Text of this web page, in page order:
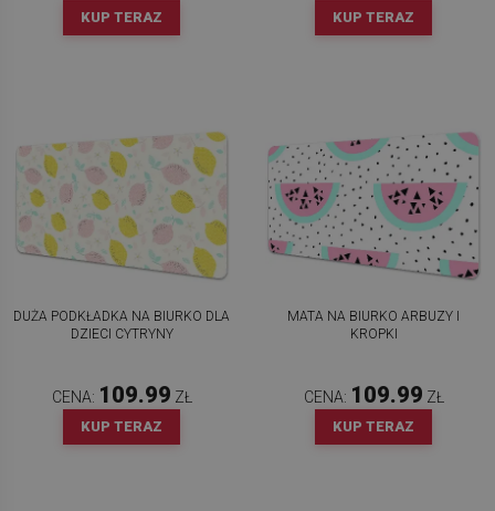
KUP TERAZ KUP TERAZ
DUŻA PODKŁADKA NA BIURKO DLA
DZIECI CYTRYNY
CENA: 109.99 ZŁ
KUP TERAZ
MATA NA BIURKO ARBUZY I
KROPKI
CENA: 109.99 ZŁ
KUP TERAZ